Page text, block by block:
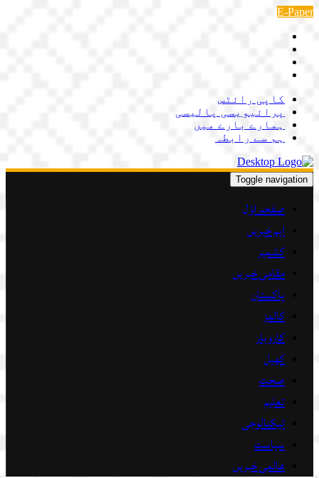
Skip
content
E-Paper
کاپی رائٹس
پرائیویسی پالیسی
ہمارے بارے میں
ہم سے رابطہ
Toggle navigation
صفحہ اوّل
اہم خبریں
کشمیر
مقامی خبریں
پاکستان
کالمز
کاروبار
کھیل
صحت
تعلیم
ٹیکنالوجی
سیاست
عالمی خبریں